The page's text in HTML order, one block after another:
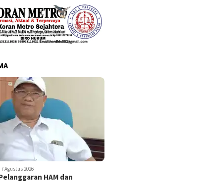
7 Agustus 2026
HAM dan